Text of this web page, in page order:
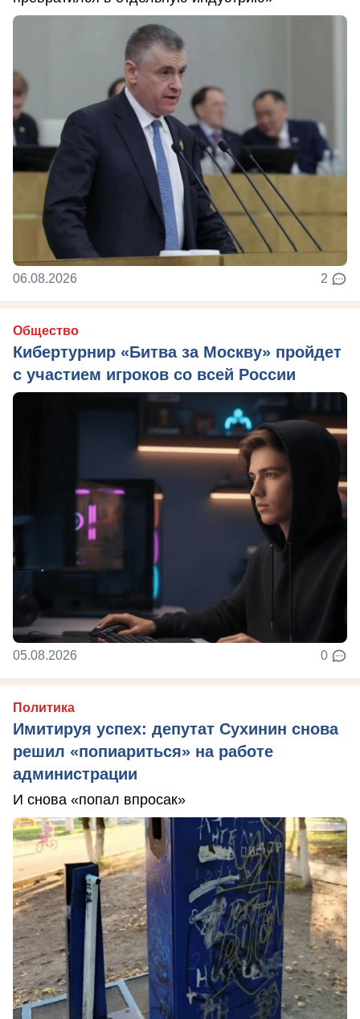
06.08.2026 2
Общество
Кибертурнир «Битва за Москву» пройдет
с участием игроков со всей России
05.08.2026 0
Политика
Имитируя успех: депутат Сухинин снова
решил «попиариться» на работе
администрации
И снова «попал впросак»